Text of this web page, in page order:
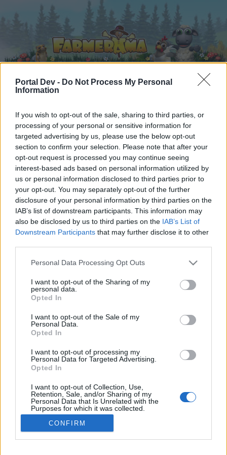
Portal Dev - Do Not Process My Personal
Information
If you wish to opt-out of the sale, sharing to third parties, or
processing of your personal or sensitive information for
targeted advertising by us, please use the below opt-out
section to confirm your selection. Please note that after your
opt-out request is processed you may continue seeing
interest-based ads based on personal information utilized by
us or personal information disclosed to third parties prior to
your opt-out. You may separately opt-out of the further
disclosure of your personal information by third parties on the
IAB’s list of downstream participants. This information may
also be disclosed by us to third parties on the IAB’s List of
Downstream Participants that may further disclose it to other
Personal Data Processing Opt Outs
I want to opt-out of the Sharing of my
personal data.
Opted In
I want to opt-out of the Sale of my
Personal Data.
Opted In
I want to opt-out of processing my
Personal Data for Targeted Advertising.
Opted In
I want to opt-out of Collection, Use,
Retention, Sale, and/or Sharing of my
Personal Data that Is Unrelated with the
Purposes for which it was collected.
Opted Out
CONFIRM
Форуми ... Дискусия: "Великата сладкарска надпревара"
Членове, харесали съобщение #506
Скъпи форум потребители,
Ако вие искате да се включите активно във
форума и да участвате в дискусиите, или
искате да започнете своя собствена тема,
първо ще трябва да влезете в играта. Моля,
регистрирайте се, ако нямате собствен акаунт.
Ние очакваме с нетърпение следващото ви
посещение във форума!Играйте тук
Дискусия: "Великата сладкарска надпревара"
rudo_bobi
Подрастващ автор
Съобщения:
..koni..
Редовен
Съобщения:
27.2.17
-georgi88-
Главен болярин
Съобщения: 781 Получени харесвания:
850
27.2.17
Скорошни публикации